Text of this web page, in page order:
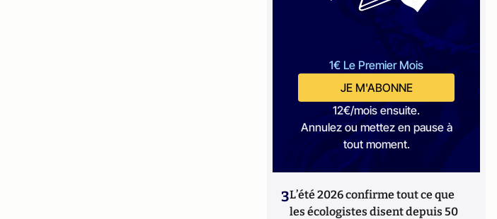
1€ Le Premier Mois
JE M'ABONNE
12€/mois ensuite.
Annulez ou mettez en pause à
tout moment.
3L’été 2026 confirme tout ce que
les écologistes disent depuis 50